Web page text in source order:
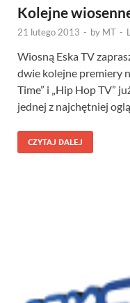
Kolejne
21 lutego 2013 - by MT -
Wiosną Eska TV
dwie kolejne premiery
Time” i „Hip Hop TV”
jednej z najchętniej
CZYTAJ DALEJ